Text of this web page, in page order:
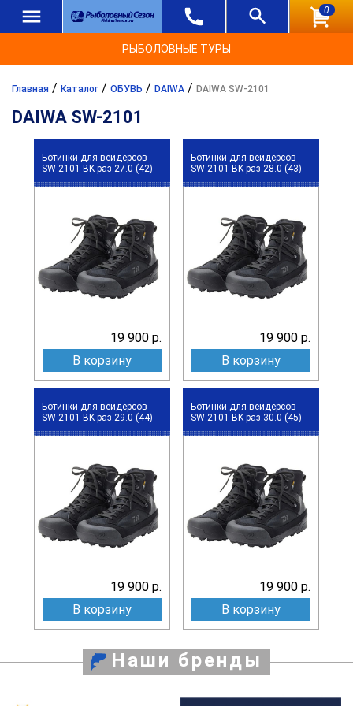
0
РЫБОЛОВНЫЕ ТУРЫ
Главная / Каталог / ОБУВЬ / DAIWA / DAIWA SW-2101
DAIWA SW-2101
Ботинки для вейдерсов
SW-2101 BK раз.27.0 (42)
19 900 р.
В корзину
Ботинки для вейдерсов
SW-2101 BK раз.28.0 (43)
19 900 р.
В корзину
Ботинки для вейдерсов
SW-2101 BK раз.29.0 (44)
19 900 р.
В корзину
Ботинки для вейдерсов
SW-2101 BK раз.30.0 (45)
19 900 р.
В корзину
Наши бренды